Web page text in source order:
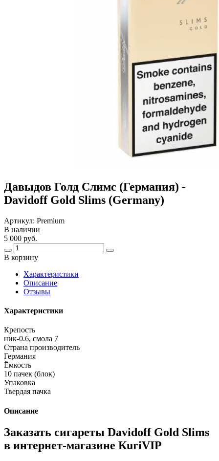
Давыдов Голд Слимс (Германия) -
Davidoff Gold Slims (Germany)
Артикул: Premium
В наличии
5 000 руб.
В корзину
Харaктеристики
Описание
Отзывы
Характеристики
Крепость
ник-0.6, смола 7
Страна производитель
Германия
Ёмкость
10 пачек (блок)
Упаковка
Твердая пачка
Описание
Заказать сигареты Davidoff Gold Slims
в интернет-магазине КuriVIP